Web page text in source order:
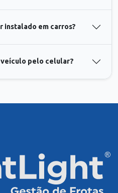
instalado em carros?
pelo celular?